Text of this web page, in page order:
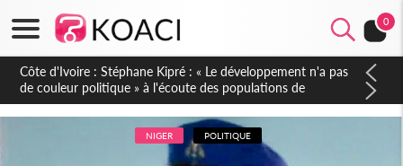
0
Mali : Les FAMa accueillent 254 anciens combattants issus de
groupes armés
NIGER POLITIQUE